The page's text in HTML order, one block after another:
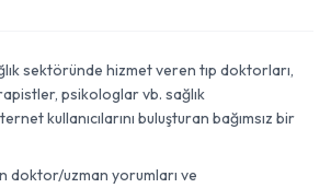
sektöründe hizmet veren tıp doktorları,
psikologlar vb. sağlık
kullanıcılarını buluşturan bağımsız bir
doktor/uzman yorumları ve